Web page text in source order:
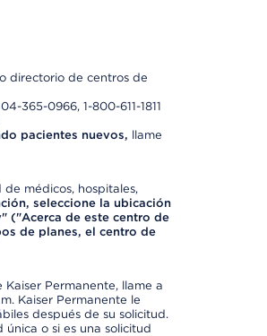
directorio de centros de
365-0966, 1-800-611-1811
pacientes nuevos, llame
médicos, hospitales,
seleccione la ubicación
("Acerca de este centro de
de planes, el centro de
Permanente, llame a
Kaiser Permanente le
después de su solicitud.
o si es una solicitud